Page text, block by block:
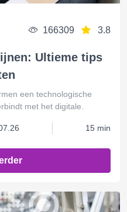
166309 3.8
Ultieme tips
een technologische
met het digitale.
15 min